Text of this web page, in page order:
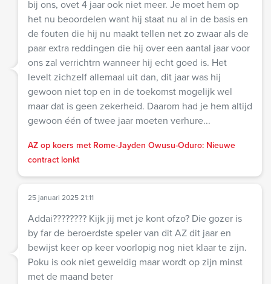
bij ons, ovet 4 jaar ook niet meer. Je moet hem op
het nu beoordelen want hij staat nu al in de basis en
de fouten die hij nu maakt tellen net zo zwaar als de
paar extra reddingen die hij over een aantal jaar voor
ons zal verrichtrn wanneer hij echt goed is. Het
levelt zichzelf allemaal uit dan, dit jaar was hij
gewoon niet top en in de toekomst mogelijk wel
maar dat is geen zekerheid. Daarom had je hem altijd
gewoon één of twee jaar moeten verhure...
AZ op koers met Rome-Jayden Owusu-Oduro: Nieuwe
contract lonkt
25 januari 2025 21:11
Addai???????? Kijk jij met je kont ofzo? Die gozer is
by far de beroerdste speler van dit AZ dit jaar en
bewijst keer op keer voorlopig nog niet klaar te zijn.
Poku is ook niet geweldig maar wordt op zijn minst
met de maand beter